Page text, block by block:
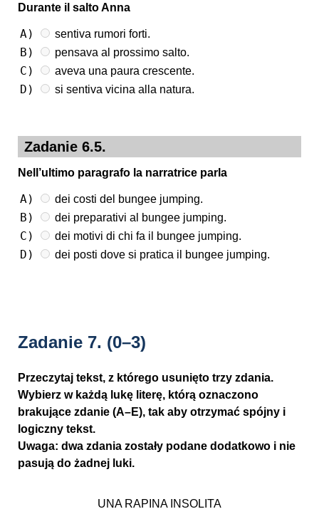
Durante il salto Anna
A) sentiva rumori forti.
B) pensava al prossimo salto.
C) aveva una paura crescente.
D) si sentiva vicina alla natura.
Zadanie 6.5.
Nell’ultimo paragrafo la narratrice parla
A) dei costi del bungee jumping.
B) dei preparativi al bungee jumping.
C) dei motivi di chi fa il bungee jumping.
D) dei posti dove si pratica il bungee jumping.
Zadanie 7. (0–3)
Przeczytaj tekst, z którego usunięto trzy zdania.
Wybierz w każdą lukę literę, którą oznaczono
brakujące zdanie (A–E), tak aby otrzymać spójny i
logiczny tekst.
Uwaga: dwa zdania zostały podane dodatkowo i nie
pasują do żadnej luki.
UNA RAPINA INSOLITA